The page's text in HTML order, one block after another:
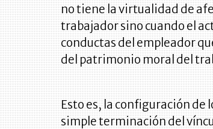
no tiene la virtualidad de
trabajador sino cuando el
conductas del empleador
del patrimonio moral del
Esto es, la configuración de
simple terminación del